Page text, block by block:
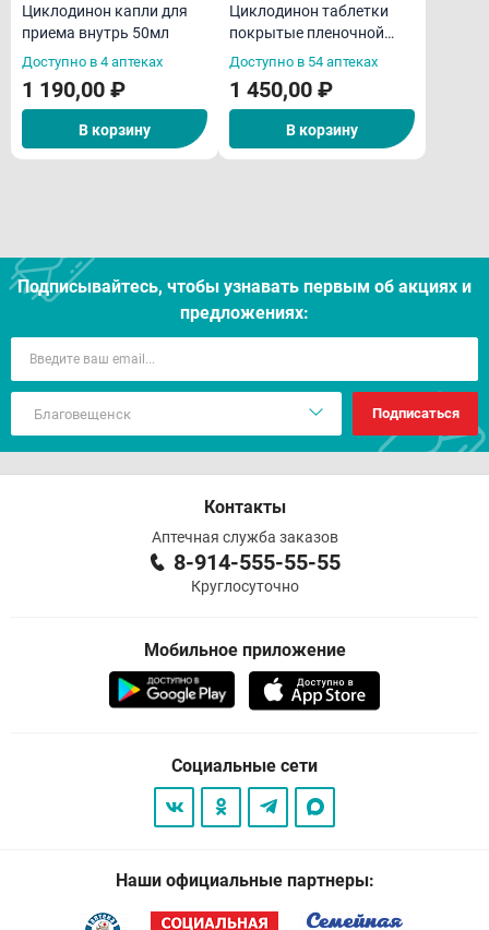
Циклодинон капли для
приема внутрь 50мл
Доступно в 4 аптеках
1 190,00 ₽
В корзину
Циклодинон таблетки
покрытые пленочной
оболочкой N30
Доступно в 54 аптеках
1 450,00 ₽
В корзину
Подписывайтесь, чтобы узнавать первым об акцияx и
предложениях:
Подписаться
Контакты
Аптечная служба заказов
8-914-555-55-55
Круглосуточно
Мобильное приложение
Социальные сети
Наши официальные партнеры: